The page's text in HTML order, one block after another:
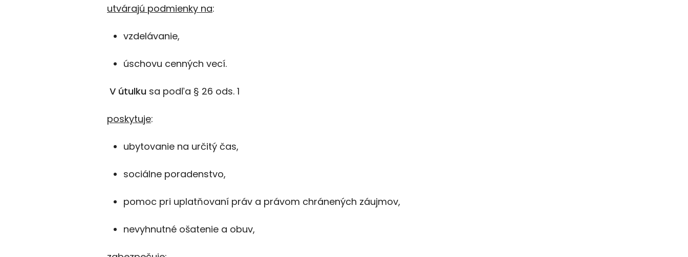
utvárajú podmienky na:
vzdelávanie,
úschovu cenných vecí.
V útulku sa podľa § 26 ods. 1
poskytuje:
ubytovanie na určitý čas,
sociálne poradenstvo,
pomoc pri uplatňovaní práv a právom chránených záujmov,
nevyhnutné ošatenie a obuv,